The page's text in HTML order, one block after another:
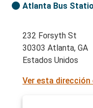
Atlanta Bus
232 Forsyth St
30303 Atlanta, GA
Estados Unidos
Ver esta dirección